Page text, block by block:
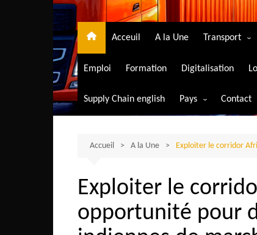
Acceuil A la Une Transport
Transport
Transport
Transport
Emploi Formation Digitalisation
Supply Chain english Pays
Algérie
Bénin
Burkina-Faso
Burundi
Contact
Accueil A la Une Exploiter le corridor
Exploiter le
opportunité pour